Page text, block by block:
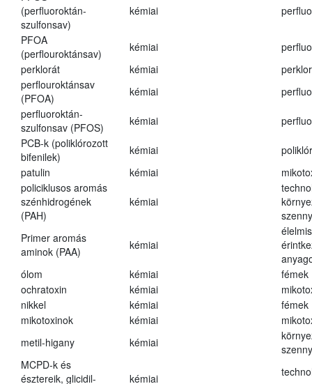
(perfluoroktán-
szulfonsav)
kémiai
PFOA
(perflouroktánsav)
kémiai
perklorát
kémiai
perflouroktánsav
(PFOA)
kémiai
perfluoroktán-
szulfonsav (PFOS)
kémiai
PCB-k (poliklórozott
bifenilek)
kémiai
patulin
kémiai
policiklusos aromás
szénhidrogének
(PAH)
kémiai
Primer aromás
aminok (PAA)
kémiai
ólom
kémiai
fémek
ochratoxin
kémiai
nikkel
kémiai
fémek
mikotoxinok
kémiai
metil-higany
kémiai
MCPD-k és
észtereik, glicidil-
kémiai